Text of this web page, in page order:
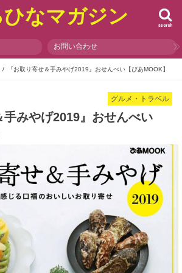
ひなマガジン search
お問い合わせ
『お取り寄せ＆手みやげ2019』おせんべい【ぴあMOOK】
グルメ・トラベル
手みやげ2019』おせんべい